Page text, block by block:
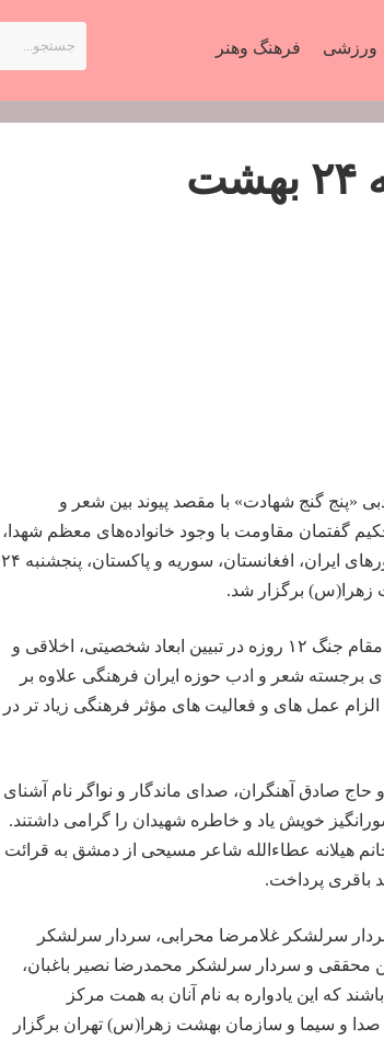
ورزشی فرهنگ وهنر
«پنج گنج شهادت» در قطعه ۲۴ بهشت
ادبی «پنج گنج شهادت» با مقصد پیوند بین شعر و
گفتمان مقاومت با وجود خانواده‌های معظم شهدا،
جمعی از شاعران و اهالی فرهنگ از کشورهای ایران، افغانستان، سوریه و پاکستان، پنجشنبه ۲۴
این مراسم با گرامیداشت یاد شهدای والا مقام جنگ ۱۲ روزه در تبیین ابعاد شخصیتی، اخلاقی و
برجسته شعر و ادب حوزه ایران فرهنگی علاوه بر
عمل های و فعالیت های مؤثر فرهنگی زیاد تر در
حاج صادق آهنگران، صدای ماندگار و نواگر نام آشنای
خویش یاد و خاطره شهیدان را گرامی داشتند.
هیلانه عطاء‌الله شاعر مسیحی از دمشق به قرائت
باقری پرداخت.
سرلشکر غلامرضا محرابی، سردار سرلشکر
و سردار سرلشکر محمدرضا نصیر باغبان،
شهید آرمیده در قطعه ۲۴ می باشند که این یادواره به نام آنان به همت مرکز
و سیما و سازمان بهشت زهرا(س) تهران برگزار